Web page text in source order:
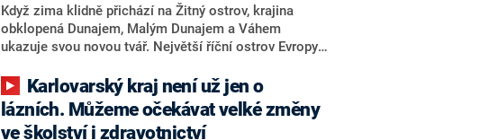
Když zima klidně přichází na Žitný ostrov, krajina
obklopená Dunajem, Malým Dunajem a Váhem
ukazuje svou novou tvář. Největší říční ostrov Evropy
mlhu zdobí stromy pokryté námrazou, řeky s ledovým
příkrovem a teplé světlo ranního slunce. Voda zůstává
srdcem regionu – nyní však určuje nejen rytmus
života, ale i klid zimního odpočinku.
lázních. Můžeme očekávat velké změny
ve školství i zdravotnictví